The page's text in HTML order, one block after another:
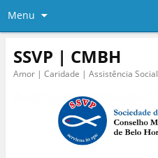
Menu
SSVP | CMBH
Amor | Caridade | Assistência Social